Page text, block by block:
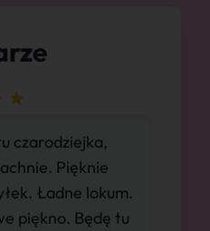
czarodziejka,
Pięknie
Ładne lokum.
piękno. Będę tu